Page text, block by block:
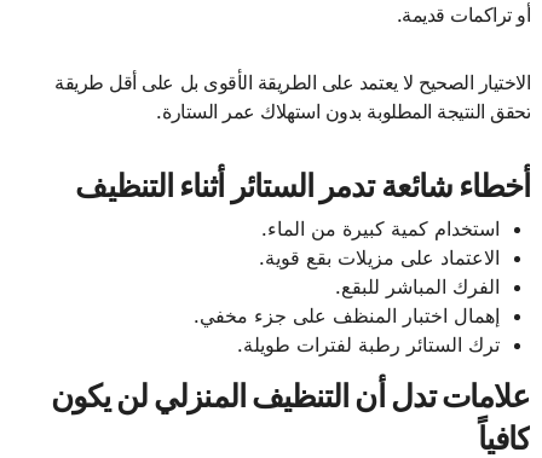
أو تراكمات قديمة.
الاختيار الصحيح لا يعتمد على الطريقة الأقوى بل على أقل طريقة
تحقق النتيجة المطلوبة بدون استهلاك عمر الستارة.
أخطاء شائعة تدمر الستائر أثناء التنظيف
استخدام كمية كبيرة من الماء.
الاعتماد على مزيلات بقع قوية.
الفرك المباشر للبقع.
إهمال اختبار المنظف على جزء مخفي.
ترك الستائر رطبة لفترات طويلة.
علامات تدل أن التنظيف المنزلي لن يكون
كافياً